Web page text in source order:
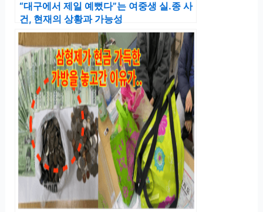
“대구에서 제일 예뻤다”는 여중생 실.종 사
건, 현재의 상황과 가능성